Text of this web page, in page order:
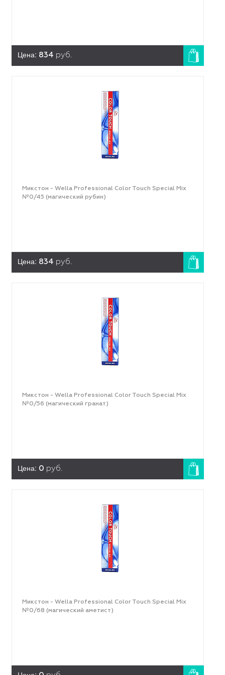
Цена: 834 руб.
Микстон - Wella Professional Color Touch Special Mix
№0/45 (магический рубин)
Цена: 834 руб.
Микстон - Wella Professional Color Touch Special Mix
№0/56 (магический гранат)
Цена: 0 руб.
Микстон - Wella Professional Color Touch Special Mix
№0/68 (магический аметист)